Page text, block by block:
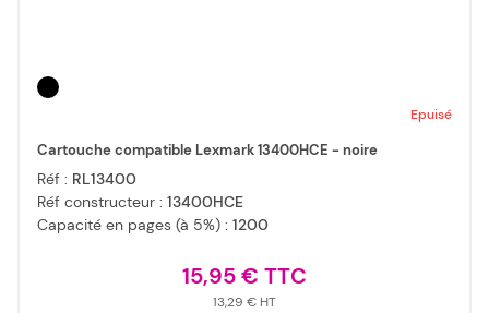
Epuisé
Cartouche compatible Lexmark 13400HCE - noire
Réf : RL13400
Réf constructeur : 13400HCE
Capacité en pages (à 5%) : 1200
15,95 €
13,29 €